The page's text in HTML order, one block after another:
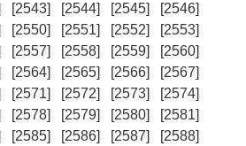
[2543] [2544] [2545]
[2546]
[2550] [2551] [2552]
[2553]
[2557] [2558] [2559]
[2560]
[2564] [2565] [2566]
[2567]
[2571] [2572] [2573]
[2574]
[2578] [2579] [2580]
[2581]
[2585] [2586] [2587]
[2588]